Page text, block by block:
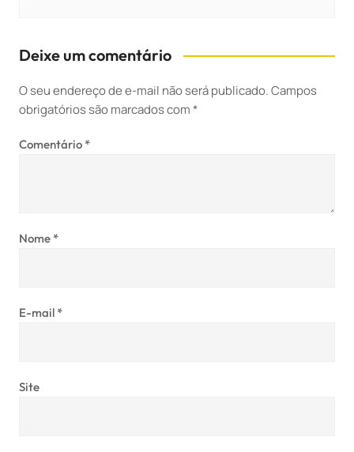
Deixe um comentário
O seu endereço de e-mail não será publicado.Campos
obrigatórios são marcados com*
Comentário *
Nome *
E-mail *
Site